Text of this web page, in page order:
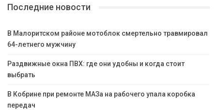
Последние новости
В Малоритском районе мотоблок смертельно травмировал
64-летнего мужчину
Раздвижные окна ПВХ: где они удобны и когда стоит
выбрать
В Кобрине при ремонте МАЗа на рабочего упала коробка
передач